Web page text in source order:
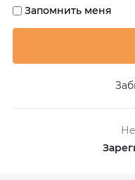
Запомнить меня